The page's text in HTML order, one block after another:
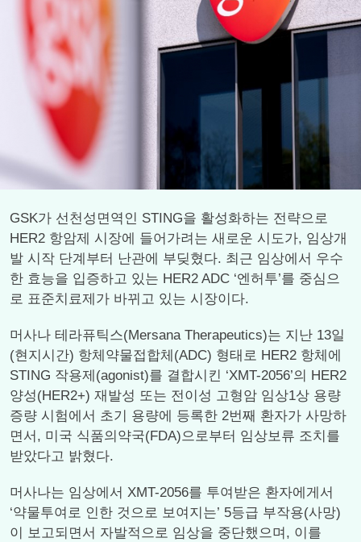
GSK가 선천성면역인 STING을 활성화하는 전략으로
HER2 항암제 시장에 들어가려는 새로운 시도가, 임상개
발 시작 단계부터 난관에 부딪혔다. 최근 임상에서 우수
한 효능을 입증하고 있는 HER2 ADC ‘엔허투’를 중심으
로 표준치료제가 바뀌고 있는 시장이다.
머사나 테라퓨틱스(Mersana Therapeutics)는 지난 13일
(현지시간) 항체약물접합체(ADC) 형태로 HER2 항체에
STING 작용제(agonist)를 결합시킨 ‘XMT-2056’의 HER2
양성(HER2+) 재발성 또는 전이성 고형암 임상1상 용량
증량 시험에서 초기 용량에 등록한 2번째 환자가 사망하
면서, 미국 식품의약국(FDA)으로부터 임상보류 조치를
받았다고 밝혔다.
머사나는 임상에서 XMT-2056를 투여받은 환자에게서
‘약물투여로 인한 것으로 보여지는’ 5등급 부작용(사망)
이 보고되면서 자발적으로 임상을 중단했으며, 이를